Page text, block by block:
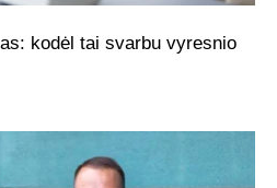
kodėl tai svarbu vyresnio